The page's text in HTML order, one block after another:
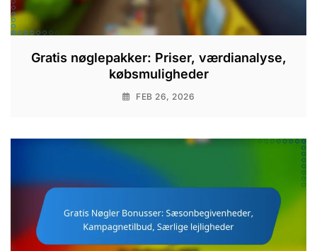
Gratis nøglepakker: Priser, værdianalyse,
købsmuligheder
FEB 26, 2026